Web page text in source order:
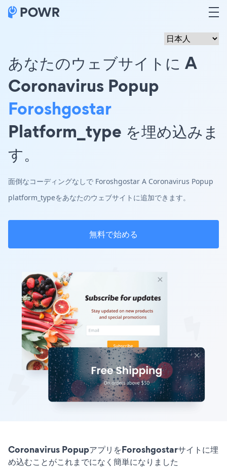
あなたのウェブサイトに A
Coronavirus Popup
Foroshgostar
Platform_type を埋め込みま
す。
面倒なコーディングなしで Foroshgostar A Coronavirus Popup
platform_typeをあなたのウェブサイトに追加できます。
無料で始める
Coronavirus PopupアプリをForoshgostarサイトに埋
め込むことがこれまでになく簡単になりました